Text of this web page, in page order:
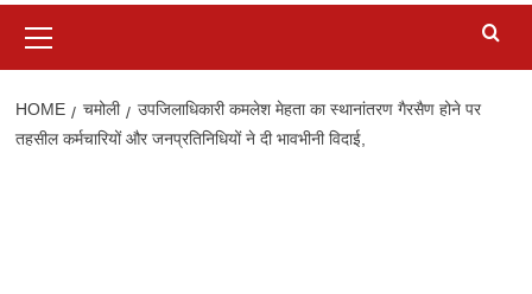
Menu
HOME चमोली
उपजिलाधिकारी कमलेश मेहता का स्थानांतरण गैरसैण होने पर
तहसील कर्मचारियों और जनप्रतिनिधियों ने दी भावभीनी विदाई,